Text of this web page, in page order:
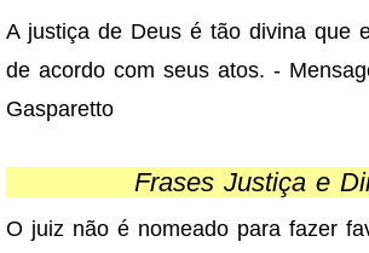
A justiça de Deus é tão divina que
de acordo com seus atos. -
Gasparetto
Frases Justiça e
O juiz não é nomeado para fazer